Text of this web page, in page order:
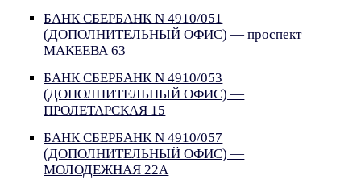
БАНК СБЕРБАНК N 4910/051
(ДОПОЛНИТЕЛЬНЫЙ ОФИС) — проспект
МАКЕЕВА 63
БАНК СБЕРБАНК N 4910/053
(ДОПОЛНИТЕЛЬНЫЙ ОФИС) —
ПРОЛЕТАРСКАЯ 15
БАНК СБЕРБАНК N 4910/057
(ДОПОЛНИТЕЛЬНЫЙ ОФИС) —
МОЛОДЕЖНАЯ 22А